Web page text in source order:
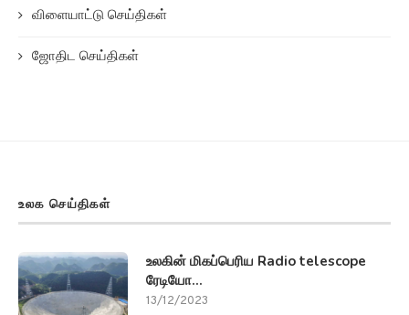
விளையாட்டு செய்திகள்
ஜோதிட செய்திகள்
உலக செய்திகள்
உலகின் மிகப்பெரிய Radio telescope
ரேடியோ...
13/12/2023